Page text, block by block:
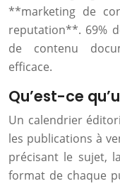
**marketing de
reputation**. 69%
de contenu
efficace.
Qu’est-ce
Un calendrier
les publications à
précisant le sujet,
format de chaque